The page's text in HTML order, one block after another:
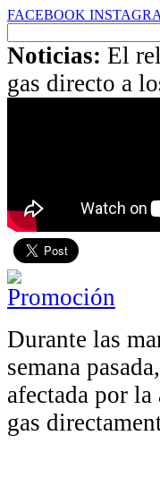
FACEBOOK
por:
Noticias: El
gas directo a
Durante las
semana
afectada por
gas